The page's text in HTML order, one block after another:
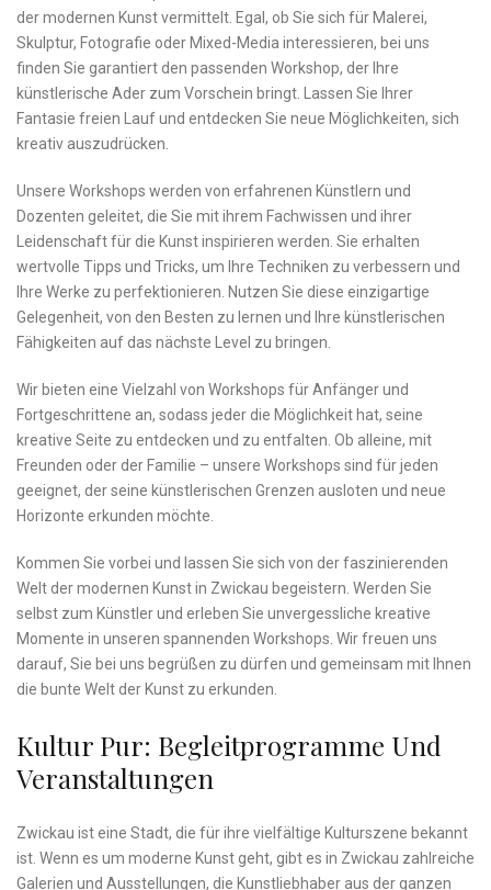
der modernen Kunst ‌vermittelt.⁤ Egal, ob Sie sich für Malerei,
Skulptur, Fotografie oder Mixed-Media⁣ interessieren, bei uns
finden Sie⁢ garantiert den passenden Workshop, der Ihre
künstlerische Ader zum Vorschein bringt. ‌Lassen ​Sie Ihrer
Fantasie freien Lauf und ​entdecken Sie neue ⁤Möglichkeiten, sich
kreativ auszudrücken.
Unsere Workshops werden ‌von erfahrenen⁤ Künstlern und
Dozenten geleitet, die Sie mit ihrem Fachwissen und ihrer
Leidenschaft‍ für die ⁣Kunst​ inspirieren werden. Sie erhalten
wertvolle Tipps und Tricks, um Ihre‌ Techniken zu verbessern und
Ihre Werke zu perfektionieren. Nutzen Sie diese einzigartige
Gelegenheit, von den Besten⁣ zu lernen⁤ und⁤ Ihre künstlerischen‌
Fähigkeiten‍ auf das nächste Level ⁣zu bringen.
Wir bieten eine⁤ Vielzahl von Workshops für Anfänger und
Fortgeschrittene ‌an, sodass jeder die Möglichkeit hat, seine
kreative Seite ⁣zu entdecken und zu entfalten. Ob ‍alleine, mit
Freunden oder ⁤der Familie – unsere Workshops sind für ⁢jeden
geeignet, der seine künstlerischen Grenzen ausloten und ⁤neue
Horizonte erkunden möchte.
Kommen Sie vorbei und lassen Sie sich von der faszinierenden
Welt der modernen Kunst‌ in Zwickau begeistern. Werden Sie
selbst zum Künstler⁣ und erleben Sie unvergessliche kreative
Momente in⁣ unseren spannenden Workshops. Wir freuen uns
⁢darauf, Sie⁣ bei⁣ uns begrüßen zu dürfen und gemeinsam ​mit Ihnen
die bunte Welt der Kunst zu erkunden.
Kultur Pur: Begleitprogramme Und
Veranstaltungen
Zwickau ⁣ist eine Stadt, die für ihre‍ vielfältige Kulturszene bekannt
ist.⁤ Wenn es um moderne Kunst⁢ geht, gibt es in Zwickau zahlreiche
‍Galerien und Ausstellungen, die Kunstliebhaber aus der ganzen